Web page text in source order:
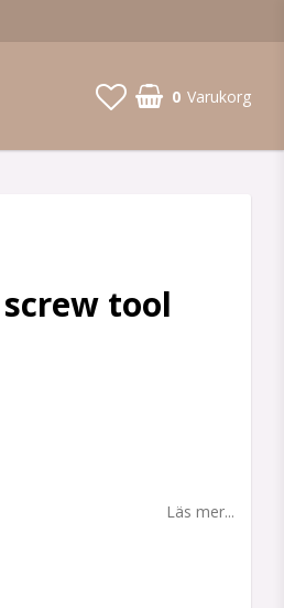
0 Varukorg
tool
Läs mer...